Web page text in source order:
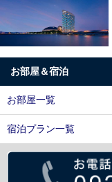
お部屋＆宿泊
お部屋一覧
宿泊プラン一覧